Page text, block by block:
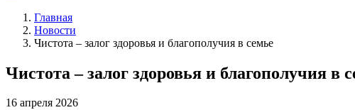
Главная
Новости
Чистота – залог здоровья и благополучия в семье
Чистота – залог здоровья и благополучия в
16 апреля 2026